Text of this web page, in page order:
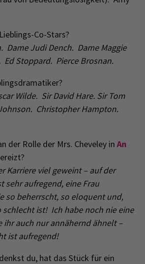
Co-Stars?
Dame Judi Dench. Dame Maggie
Stoppard. Pierce Brosnan.
Wilde. Sir David Hare. Sir Tom
Christopher Hampton.
der Rolle der Mrs. Cheveley in An
Karriere viel geweint – auf der
sehr aufregend, eine Frau
so beherrscht, so eloquent und,
schlecht ist! Ich habe noch nie eine
ihr auch nur annähernd ähnelt –
ist aufregend!
du, hat das Stück für ein